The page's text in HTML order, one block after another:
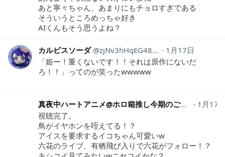
あと寧々ちゃん、あまりにもチョロすぎである
そういうところめっちゃ好き
AIくんもそう思うよね？
カルピスソーダ zjNv3hHqEG48099
1月17日
「姫ー！重くないです！！それは原作にないだ
ろ！！」ってのが笑ったwwwww
真夜中ハートアニメ@ホロ箱推し今期のご注文は真夜中ハートチューン&人外教室:RAS推し
1月17
視聴完了。
鳥がイヤホンを咥えてる！？
アイスを要求するイコちゃん可愛いw
六花のライブ、有栖飛び入りで六花がフォロー！？